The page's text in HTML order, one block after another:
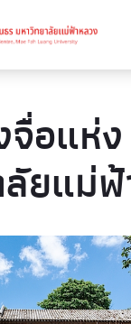
อแห่ง
ยแม่